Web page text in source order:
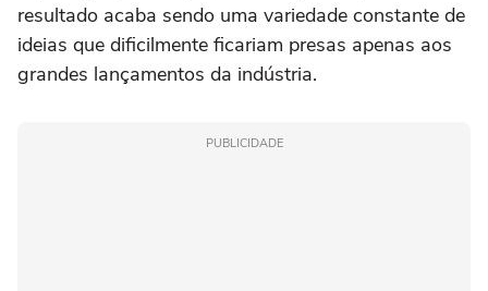
resultado acaba sendo uma variedade constante de
ideias que dificilmente ficariam presas apenas aos
grandes lançamentos da indústria.
PUBLICIDADE